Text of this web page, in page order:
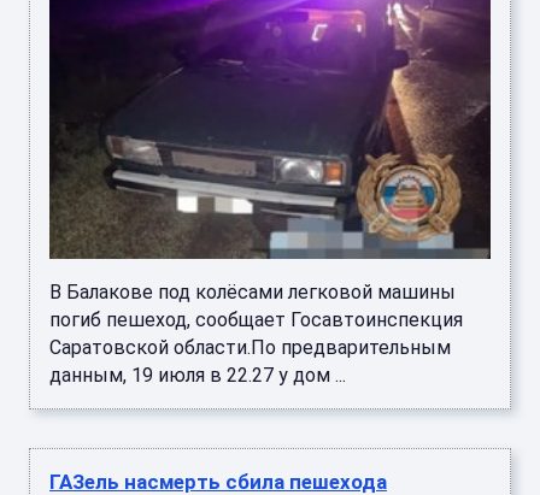
В Балакове под колёсами легковой машины
погиб пешеход, сообщает Госавтоинспекция
Саратовской области.По предварительным
данным, 19 июля в 22.27 у дом ...
ГАЗель насмерть сбила пешехода